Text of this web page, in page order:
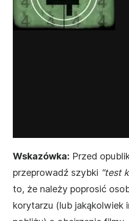
Wskazówka: Przed
przeprowadź szybki "test
to, że należy poprosić
korytarzu (lub jakąkolwiek